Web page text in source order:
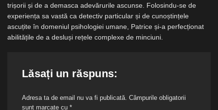
trișorii și de a demasca adevărurile ascunse. Folosindu-se de
experiența sa vastă ca detectiv particular și de cunoștințele
ascuțite în domeniul psihologiei umane, Patrice și-a perfecționat
abilitățile de a desluși rețele complexe de minciuni.
Lăsați un răspuns:
Adresa ta de email nu va fi publicată. Câmpurile obligatorii
sunt marcate cu *